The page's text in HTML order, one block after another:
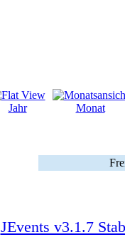
Jahr Monat
JEvents v3.1.7